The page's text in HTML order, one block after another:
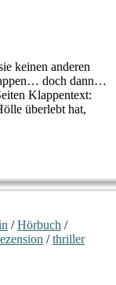
keinen anderen
doch dann…
Klappentext:
überlebt hat,
/Hörbuch /
/thriller